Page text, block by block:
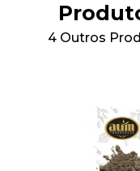
4 Outros